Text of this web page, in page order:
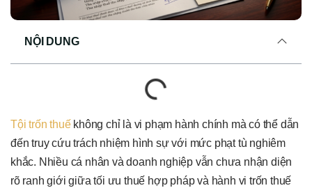
NỘI DUNG
Tội trốn thuếkhông chỉ là vi phạm hành chính mà có thể dẫn
đến truy cứu trách nhiệm hình sự với mức phạt tù nghiêm
khắc. Nhiều cá nhân và doanh nghiệp vẫn chưa nhận diện
rõ ranh giới giữa tối ưu thuế hợp pháp và hành vi trốn thuế